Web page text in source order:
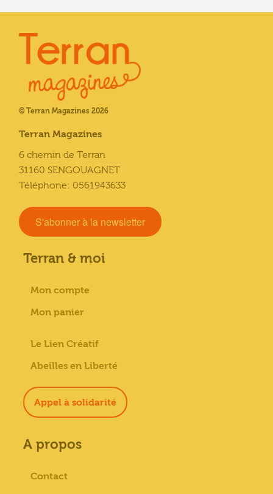
© Terran Magazines 2026
Terran Magazines
6 chemin de Terran
31160 SENGOUAGNET
Téléphone: 0561943633
S'abonner à la newsletter
Terran & moi
Mon compte
Mon panier
Le Lien Créatif
Abeilles en Liberté
Appel à solidarité
A propos
Contact